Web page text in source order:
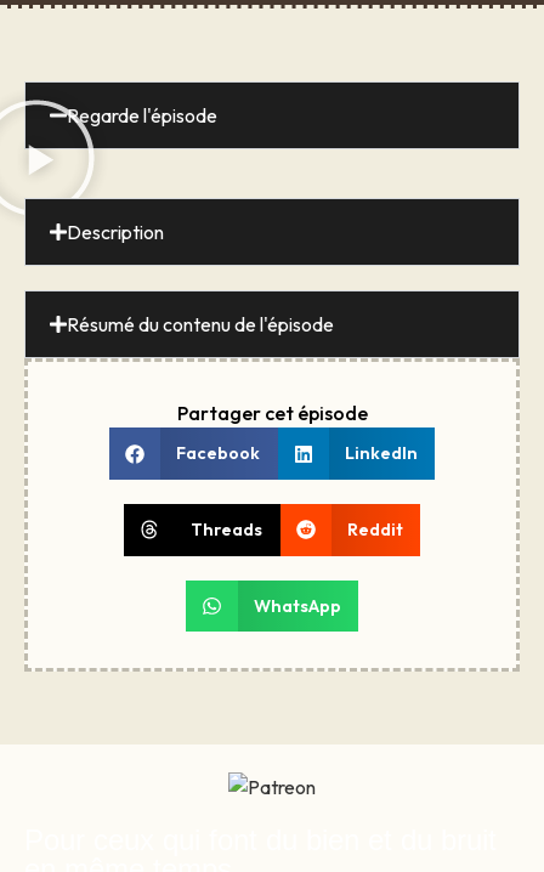
Regarde l'épisode
Description
Résumé du contenu de l'épisode
Partager cet épisode
Facebook LinkedIn
Threads Reddit
WhatsApp